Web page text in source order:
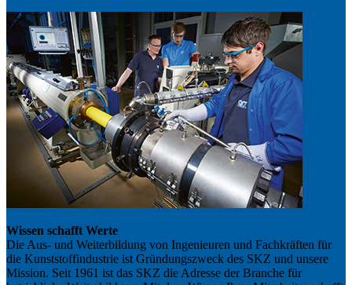
Wissen schafft Werte
Die Aus- und Weiterbildung von Ingenieuren und Fachkräften für
die Kunststoffindustrie ist Gründungszweck des SKZ und unsere
Mission. Seit 1961 ist das SKZ die Adresse der Branche für